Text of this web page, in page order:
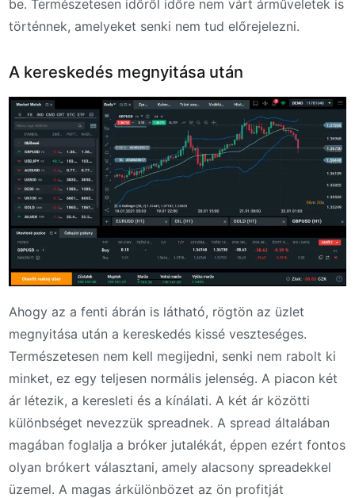
be. Természetesen időről időre nem várt árműveletek is
történnek, amelyeket senki nem tud előrejelezni.
A kereskedés megnyitása után
Ahogy az a fenti ábrán is látható, rögtön az üzlet
megnyitása után a kereskedés kissé veszteséges.
Természetesen nem kell megijedni, senki nem rabolt ki
minket, ez egy teljesen normális jelenség. A piacon két
ár létezik, a keresleti és a kínálati. A két ár közötti
különbséget nevezzük spreadnek. A spread általában
magában foglalja a bróker jutalékát, éppen ezért fontos
olyan brókert választani, amely alacsony spreadekkel
üzemel. A magas árkülönbözet az ön profitját